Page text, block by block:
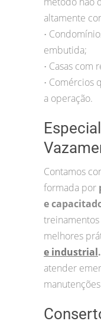
altamente
•
embutida;
• Casas com
• Comércios
a operação.
Contamos
formada por
e
melhores
e industrial.
atender